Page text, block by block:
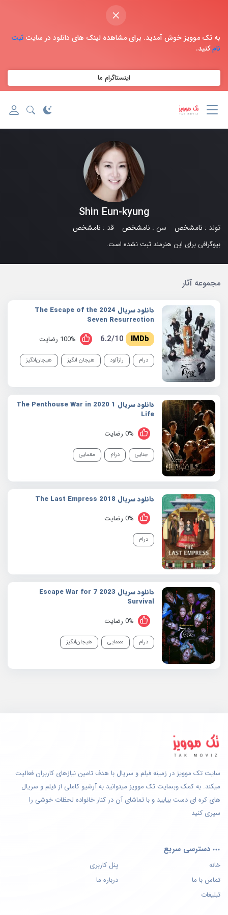
×
به تک موویز خوش آمدید. برای مشاهده لینک های دانلود در سایت ثبت
نامکنید.
اینستاگرام ما
Shin Eun-kyung
تولد : نامشخص سن : نامشخص قد : نامشخص
بیوگرافی برای این هنرمند ثبت نشده است.
مجموعه آثار
دانلود سریال 2024 The Escape of the
Seven Resurrection
6.2/10 100% رضایت
درام رازآلود هیجان انگیز هیجان‌انگیز
دانلود سریال 1 2020 The Penthouse War in
Life
0% رضایت
جنایی درام معمایی
دانلود سریال 2018 The Last Empress
0% رضایت
درام
دانلود سریال 2023 7 Escape War for
Survival
0% رضایت
درام معمایی هیجان‌انگیز
سایت تک موویز در زمینه فیلم و سریال با هدف تامین نیازهای کاربران فعالیت
میکند. به کمک وبسایت تک موویز میتوانید به آرشیو کاملی از فیلم و سریال
های کره ای دست بیابید و با تماشای آن در کنار خانواده لحظات خوشی را
سپری کنید
دسترسی سریع
خانه
پنل کاربری
تماس با ما
درباره ما
تبلیغات